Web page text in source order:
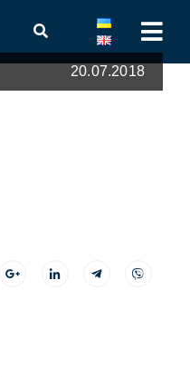
20.07.2018